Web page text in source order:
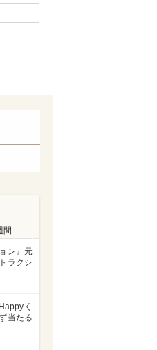
間
ン』元
ラクシ
く
当たる